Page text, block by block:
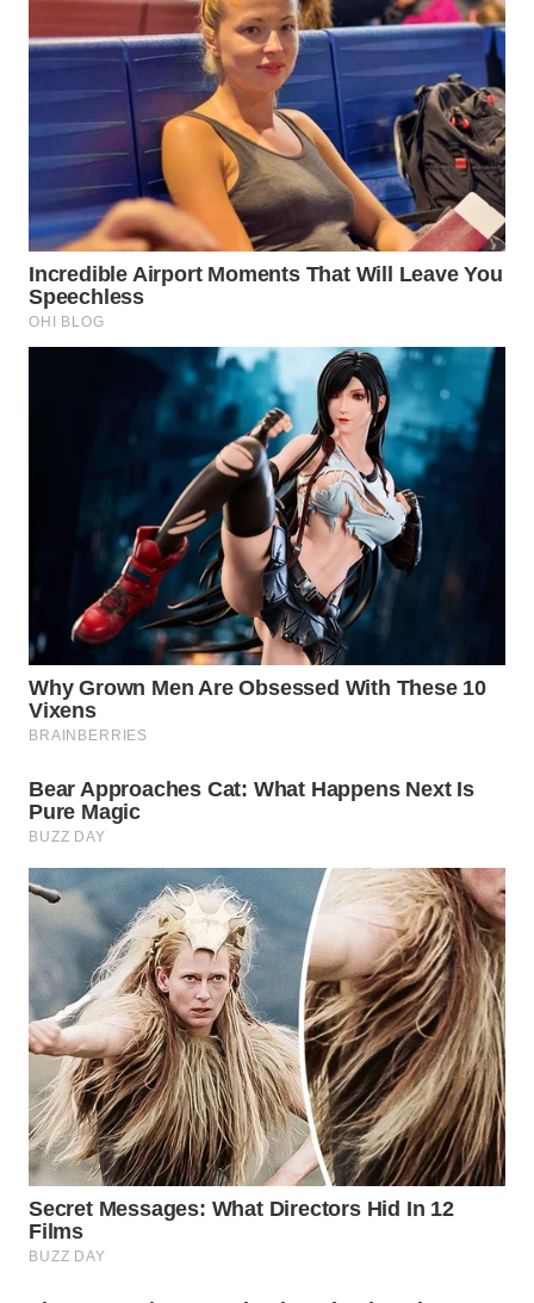
LIKUPANG
LABUANBAJO
WN
BORNEO
Wahana
Media
Group
WAHANA
ADVOKAT
WAHANA
INFRASTRUKTUR
WAHANA
WAHANA
LISTRIK
WAHANA
TRAVEL
WAHANA
TV
WAHANANEWS
ID
WAHANANEWS
CO ID
WAHANANEWS